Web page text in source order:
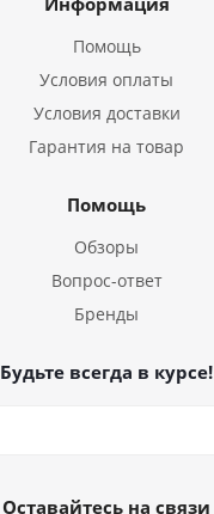
Помощь
Условия оплаты
Условия доставки
Гарантия на товар
Помощь
Обзоры
Вопрос-ответ
Бренды
Будьте всегда в курсе!
Оставайтесь на связи